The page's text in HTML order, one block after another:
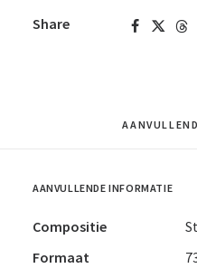
Share
AANVULLENDE INFORMATIE
Compositie
Formaat